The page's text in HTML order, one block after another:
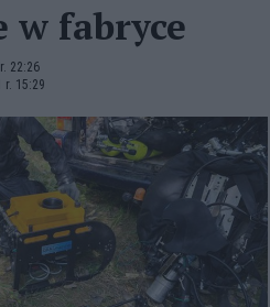
w fabryce
22:26
r. 15:29